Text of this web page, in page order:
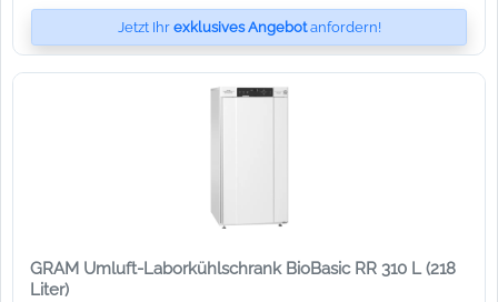
Jetzt Ihr exklusives Angebotanfordern!
GRAM Umluft-Laborkühlschrank BioBasic RR 310 L (218
Liter)